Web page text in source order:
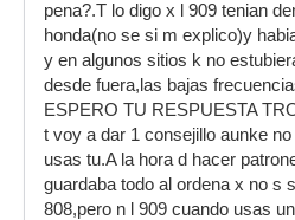
pena?.T lo digo x l 909 tenian
honda(no se si m explico)y
y en algunos sitios k no
desde fuera,las bajas
ESPERO TU RESPUESTA
t voy a dar 1 consejillo aunke
usas tu.A la hora d hacer
guardaba todo al ordena x no s
808,pero n l 909 cuando usas